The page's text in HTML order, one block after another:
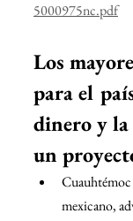
5000975nc.pdf
Los
para el
dinero y la
un
mexicano,